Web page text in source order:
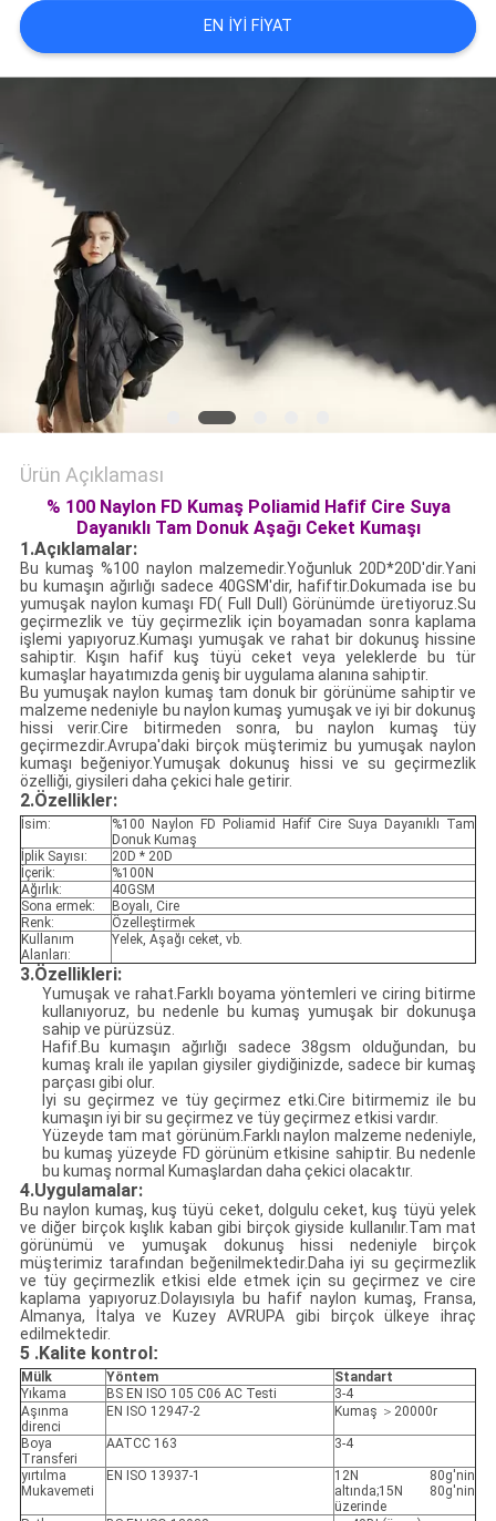
SITE
HARITASI
POLICY
EN IYI FIYAT
Ürün Açıklaması
% 100 Naylon FD Kumaş Poliamid Hafif Cire Suya
Dayanıklı Tam Donuk Aşağı Ceket Kumaşı
1.Açıklamalar:
Bu kumaş %100 naylon malzemedir.Yoğunluk 20D*20D'dir.Yani
bu kumaşın ağırlığı sadece 40GSM'dir, hafiftir.Dokumada ise bu
yumuşak naylon kumaşı FD( Full Dull) Görünümde üretiyoruz.Su
geçirmezlik ve tüy geçirmezlik için boyamadan sonra kaplama
işlemi yapıyoruz.Kumaşı yumuşak ve rahat bir dokunuş hissine
sahiptir. Kışın hafif kuş tüyü ceket veya yeleklerde bu tür
kumaşlar hayatımızda geniş bir uygulama alanına sahiptir.
Bu yumuşak naylon kumaş tam donuk bir görünüme sahiptir ve
malzeme nedeniyle bu naylon kumaş yumuşak ve iyi bir dokunuş
hissi verir.Cire bitirmeden sonra, bu naylon kumaş tüy
geçirmezdir.Avrupa'daki birçok müşterimiz bu yumuşak naylon
kumaşı beğeniyor.Yumuşak dokunuş hissi ve su geçirmezlik
özelliği, giysileri daha çekici hale getirir.
2.Özellikler:
İsim:
%100 Naylon FD Poliamid Hafif Cire Suya Dayanıklı Tam
Donuk Kumaş
İplik Sayısı:
20D * 20D
İçerik:
%100N
Ağırlık:
40GSM
Sona ermek:
Boyalı, Cire
Renk:
Özelleştirmek
Kullanım
Alanları:
Yelek, Aşağı ceket, vb.
3.Özellikleri:
Yumuşak ve rahat.Farklı boyama yöntemleri ve ciring bitirme
kullanıyoruz, bu nedenle bu kumaş yumuşak bir dokunuşa
sahip ve pürüzsüz.
Hafif.Bu kumaşın ağırlığı sadece 38gsm olduğundan, bu
kumaş kralı ile yapılan giysiler giydiğinizde, sadece bir kumaş
parçası gibi olur.
İyi su geçirmez ve tüy geçirmez etki.Cire bitirmemiz ile bu
kumaşın iyi bir su geçirmez ve tüy geçirmez etkisi vardır.
Yüzeyde tam mat görünüm.Farklı naylon malzeme nedeniyle,
bu kumaş yüzeyde FD görünüm etkisine sahiptir. Bu nedenle
bu kumaş normal Kumaşlardan daha çekici olacaktır.
4.Uygulamalar:
Bu naylon kumaş, kuş tüyü ceket, dolgulu ceket, kuş tüyü yelek
ve diğer birçok kışlık kaban gibi birçok giyside kullanılır.Tam mat
görünümü ve yumuşak dokunuş hissi nedeniyle birçok
müşterimiz tarafından beğenilmektedir.Daha iyi su geçirmezlik
ve tüy geçirmezlik etkisi elde etmek için su geçirmez ve cire
kaplama yapıyoruz.Dolayısıyla bu hafif naylon kumaş, Fransa,
Almanya, İtalya ve Kuzey AVRUPA gibi birçok ülkeye ihraç
edilmektedir.
5 .Kalite kontrol :
Mülk Yöntem
Standart
Yıkama
BS EN ISO 105 C06 AC Testi
3-4
Aşınma
direnci
EN ISO 12947-2 Kumaş ＞20000r
Boya
Transferi
AATCC 163 3-4
yırtılma
Mukavemeti
EN ISO 13937-1
12N 80g'nin
altında;15N 80g'nin
üzerinde